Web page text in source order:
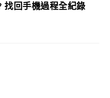
找回手機過程全紀錄